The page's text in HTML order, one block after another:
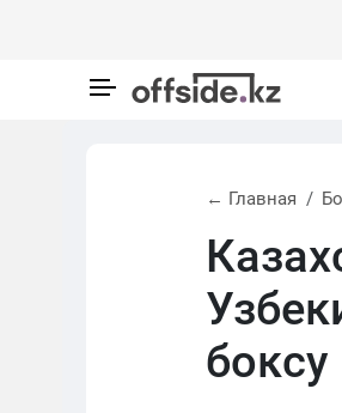
← Главная
боксу